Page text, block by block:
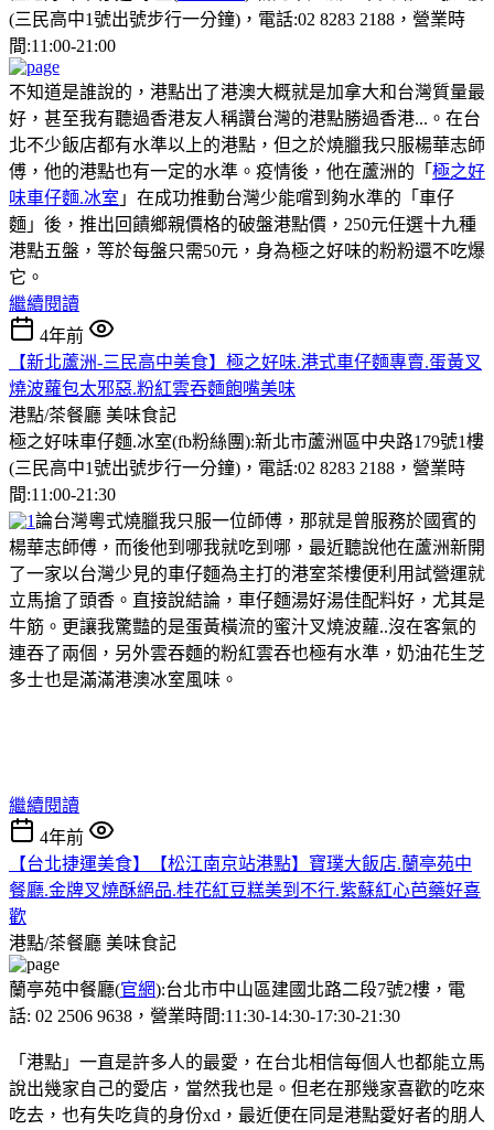
(三民高中1號出號步行一分鐘)，電話:02 8283 2188，營業時
間:11:00-21:00
不知道是誰說的，港點出了港澳大概就是加拿大和台灣質量最
好，甚至我有聽過香港友人稱讚台灣的港點勝過香港...。在台
北不少飯店都有水準以上的港點，但之於燒臘我只服楊華志師
傅，他的港點也有一定的水準。疫情後，他在蘆洲的「 極之好
味車仔麵.冰室 」在成功推動台灣少能嚐到夠水準的「車仔
麵」後，推出回饋鄉親價格的破盤港點價，250元任選十九種
港點五盤，等於每盤只需50元，身為極之好味的粉粉還不吃爆
它。
繼續閱讀
4年前
【新北蘆洲-三民高中美食】極之好味.港式車仔麵專賣.蛋黃叉
燒波蘿包太邪惡.粉紅雲吞麵飽嘴美味
港點/茶餐廳 美味食記
極之好味車仔麵.冰室(fb粉絲團):新北市蘆洲區中央路179號1樓
(三民高中1號出號步行一分鐘)，電話:02 8283 2188，營業時
間:11:00-21:30
論台灣粵式燒臘我只服一位師傅，那就是曾服務於國賓的
楊華志師傅，而後他到哪我就吃到哪，最近聽說他在蘆洲新開
了一家以台灣少見的車仔麵為主打的港室茶樓便利用試營運就
立馬搶了頭香。直接說結論，車仔麵湯好湯佳配料好，尤其是
牛筋。更讓我驚豔的是蛋黃橫流的蜜汁叉燒波蘿..沒在客氣的
連吞了兩個，另外雲吞麵的粉紅雲吞也極有水準，奶油花生芝
多士也是滿滿港澳冰室風味。
繼續閱讀
4年前
【台北捷運美食】【松江南京站港點】寶璞大飯店.蘭亭苑中
餐廳.金牌叉燒酥絕品.桂花紅豆糕美到不行.紫蘇紅心芭藥好喜
歡
港點/茶餐廳 美味食記
蘭亭苑中餐廳(官網):台北市中山區建國北路二段7號2樓，電
話: 02 2506 9638，營業時間:11:30-14:30-17:30-21:30
「港點」一直是許多人的最愛，在台北相信每個人也都能立馬
說出幾家自己的愛店，當然我也是。但老在那幾家喜歡的吃來
吃去，也有失吃貨的身份xd，最近便在同是港點愛好者的朋人